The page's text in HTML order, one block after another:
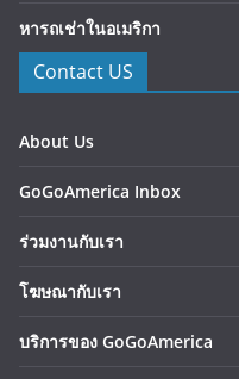
หารถเช่าในอเมริกา
Contact US
About Us
GoGoAmerica Inbox
ร่วมงานกับเรา
โฆษณากับเรา
บริการของ GoGoAmerica